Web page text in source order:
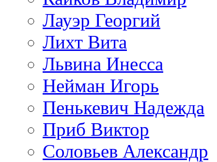
Лауэр Георгий
Лихт Вита
Львина Инесса
Нейман Игорь
Пенькевич Надежда
Приб Виктор
Соловьев Александр